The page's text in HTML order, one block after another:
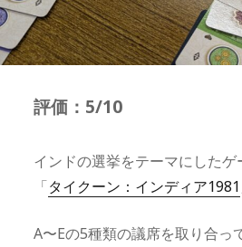
評価：5/10
インドの選挙をテーマにしたゲ
「タイクーン：インディア1981
A〜Eの5種類の議席を取り合っ